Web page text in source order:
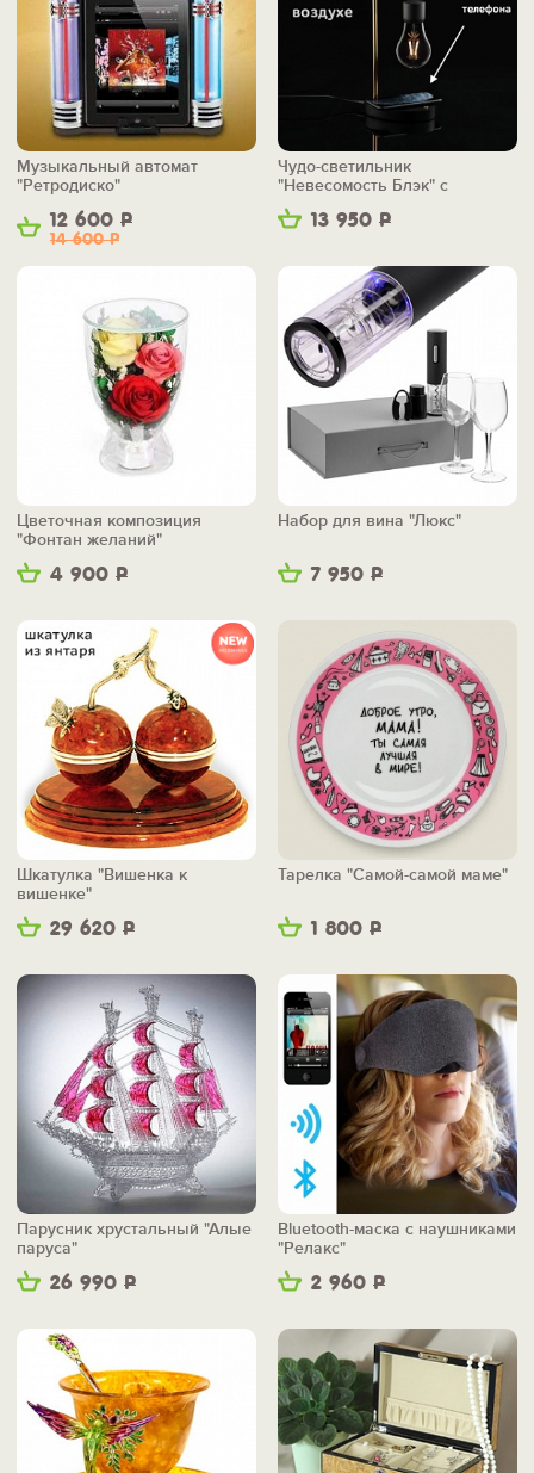
12 600 Р
14 600Р
Музыкальный автомат
"Ретродиско"
13 950 Р
Чудо-светильник
"Невесомость Блэк" с
беспроводной зарядкой
4 900 Р
Цветочная композиция
"Фонтан желаний"
7 950 Р
Набор для вина "Люкс"
29 620 Р
Шкатулка "Вишенка к
вишенке"
1 800 Р
Тарелка "Самой-самой маме"
26 990 Р
Парусник хрустальный "Алые
паруса"
2 960 Р
Bluetooth-маска с наушниками
"Релакс"